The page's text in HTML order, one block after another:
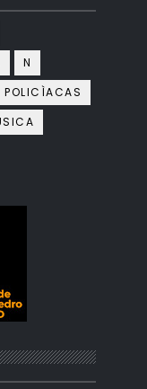
N
POLICÌACAS